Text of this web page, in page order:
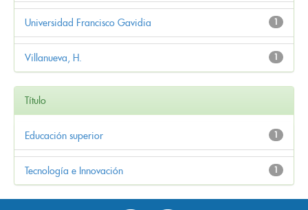
1
Universidad Francisco Gavidia
1
Villanueva, H.
Título
1
Educación superior
1
Tecnología e Innovación